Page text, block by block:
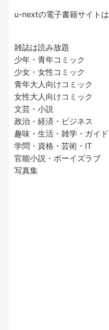
u-nextの電子書籍サイトは
雑誌は読み放題
少年・青年コミック
少女・女性コミック
青年大人向けコミック
女性大人向けコミック
文芸・小説
政治・経済・ビジネス
趣味・生活・雑学・ガイド
学問・資格・芸術・IT
官能小説・ボーイズラブ
写真集